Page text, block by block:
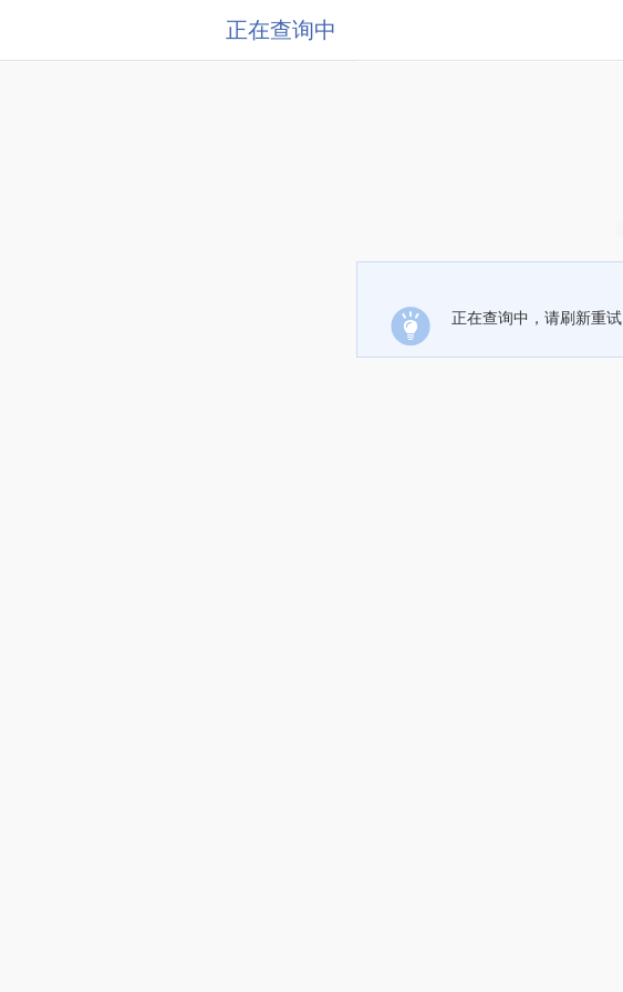
正在查询中
正在查询中，请刷新重试